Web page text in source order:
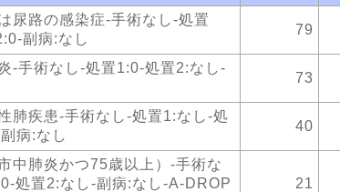
尿路の感染症-手術なし-処置
副病:なし
79
-手術なし-処置1:0-処置2:なし-
73
肺疾患-手術なし-処置1:なし-処
病:なし
40
中肺炎かつ75歳以上）-手術な
処置2:なし-副病:なし-A-DROP
21